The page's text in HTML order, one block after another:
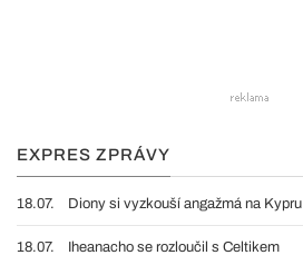
EXPRES ZPRÁVY
18.07. Diony si vyzkouší angažmá na Kypru
18.07. Iheanacho se rozloučil s Celtikem